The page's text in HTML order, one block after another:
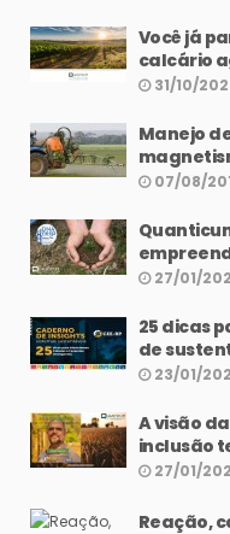
Você já
calcário
31/10/
Manejo
07/08/
27/01/
25 dicas
de
23/01/
A visão
inclusão
27/01/
Reação,